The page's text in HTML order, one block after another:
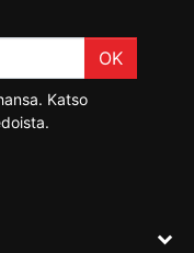
OK
Katso